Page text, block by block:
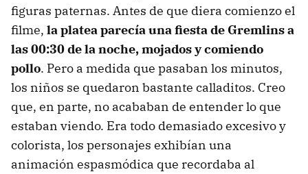
figuras paternas. Antes de que diera comienzo el
filme, la platea parecía una fiesta de Gremlins a
las 00:30 de la noche, mojados y comiendo
pollo. Pero a medida que pasaban los minutos,
los niños se quedaron bastante calladitos. Creo
que, en parte, no acababan de entender lo que
estaban viendo. Era todo demasiado excesivo y
colorista, los personajes exhibían una
animación espasmódica que recordaba al